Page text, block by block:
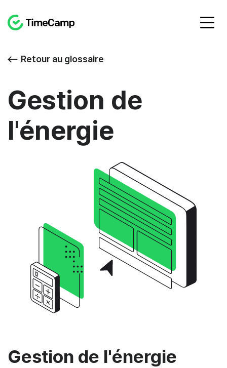
Retour au glossaire
Gestion de
l'énergie
Gestion de l'énergie